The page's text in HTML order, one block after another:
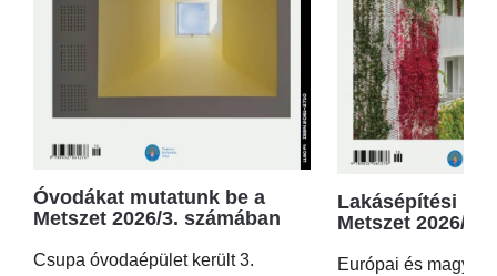
Óvodákat mutatunk be a
Metszet 2026/3. számában
Csupa óvodaépület került 3.
Lakásépítési
Metszet 2026/2.
Európai és magyar